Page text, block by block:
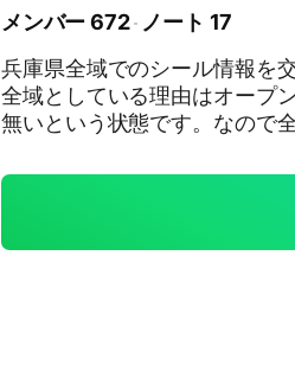
メンバー 672
ノート 17
兵庫県全域でのシール情報を
全域としている理由はオープ
無いという状態です。なので
をお願いします。 #シール #
ロ #神戸 #明石 #加古川 #姫